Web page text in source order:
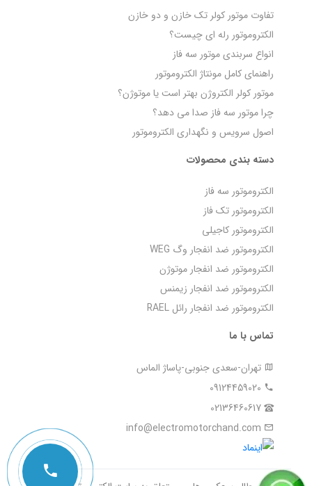
تفاوت موتور کولر تک خازن و دو خازن
الکتروموتور رله‌ ای چیست؟
انواع سربندی موتور سه فاز
راهنمای کامل مونتاژ الکتروموتور
موتور کولر الکتروژن بهتر است یا موتوژن؟
چرا موتور سه فاز صدا می‌ دهد؟
اصول سرویس و نگهداری الکتروموتور
دسته بندی محصولات
الکتروموتور سه فاز
الکتروموتور تک فاز
الکتروموتور کاجیلی
الکتروموتور ضد انفجار وگ WEG
الکتروموتور ضد انفجار موتوژن
الکتروموتور ضد انفجار زیمنس
الکتروموتور ضد انفجار رائل RAEL
تماس با ما
تهران-سعدی جنوبی-پاساژ الماس